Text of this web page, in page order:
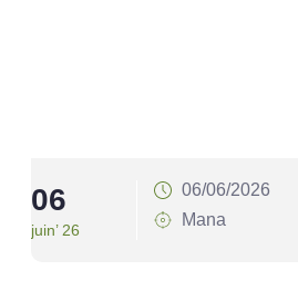
06
juin’ 26
06/06/2026
Mana